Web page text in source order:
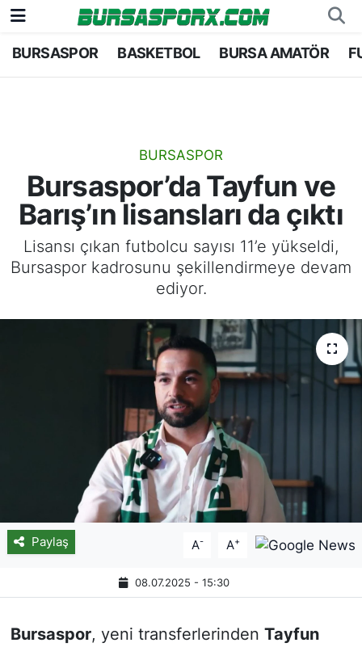
BURSASPOR BASKETBOL BURSA AMATÖR
BURSASPOR
Bursaspor’da Tayfun ve
Barış’ın lisansları da çıktı
Lisansı çıkan futbolcu sayısı 11’e yükseldi,
Bursaspor kadrosunu şekillendirmeye devam
ediyor.
Paylaş A- A+
08.07.2025 - 15:30
Bursaspor, yeni transferlerinden Tayfun
Bursaspor
Bursa Amatör
Hentbol
Voleybol
Bursa Nöbetçi Eczaneler
Bursa Trafik Yoğunluk Haritası
TFF 1.Lig Puan Durumu ve Fikstür
Tüm Manşetler